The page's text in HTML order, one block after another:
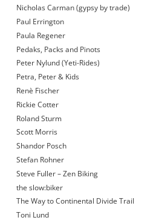
Nicholas Carman (gypsy by trade)
Paul Errington
Paula Regener
Pedaks, Packs and Pinots
Peter Nylund (Yeti-Rides)
Petra, Peter & Kids
Renè Fischer
Rickie Cotter
Roland Sturm
Scott Morris
Shandor Posch
Stefan Rohner
Steve Fuller – Zen Biking
the slow:biker
The Way to Continental Divide Trail
Toni Lund